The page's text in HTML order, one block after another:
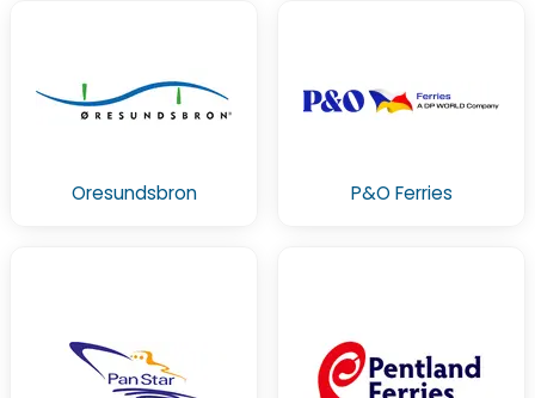
Oresundsbron P&O Ferries